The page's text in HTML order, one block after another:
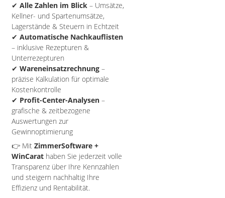
✔ Alle Zahlen im Blick – Umsätze,
Kellner- und Spartenumsätze,
Lagerstände & Steuern in Echtzeit
✔ Automatische Nachkauflisten
– inklusive Rezepturen &
Unterrezepturen
✔ Wareneinsatzrechnung –
präzise Kalkulation für optimale
Kostenkontrolle
✔ Profit-Center-Analysen –
grafische & zeitbezogene
Auswertungen zur
Gewinnoptimierung
👉 Mit ZimmerSoftware +
WinCarat haben Sie jederzeit volle
Transparenz über Ihre Kennzahlen
und steigern nachhaltig Ihre
Effizienz und Rentabilität.